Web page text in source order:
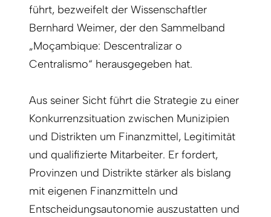
führt, bezweifelt der Wissenschaftler
Bernhard Weimer, der den Sammelband
„Moçambique: Descentralizar o
Centralismo“ herausgegeben hat.
Aus seiner Sicht führt die Strategie zu einer
Konkurrenzsituation zwischen Munizipien
und Distrikten um Finanz­mittel, Legitimität
und qualifizierte Mitarbeiter. Er fordert,
Provinzen und Distrikte stärker als bislang
mit eigenen Finanzmitteln und
Entscheidungsautonomie auszustatten und